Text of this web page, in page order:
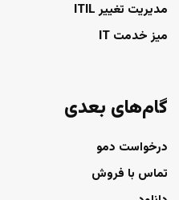
مدیریت تغییر ITIL
میز خدمت IT
گام‌های بعدی
درخواست دمو
تماس با فروش